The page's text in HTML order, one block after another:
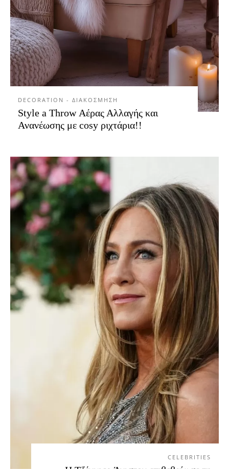
DECORATION - ΔΙΑΚΟΣΜΗΣΗ
Style a Throw Αέρας Αλλαγής και
Ανανέωσης με cosy ριχτάρια!!
CELEBRITIES